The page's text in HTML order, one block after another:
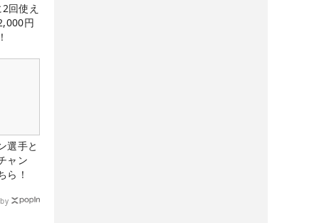
回使え
円
選手と
ャン
ら！